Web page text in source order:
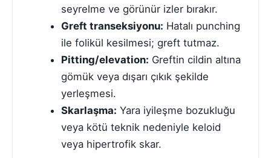
seyrelme ve görünür izler bırakır.
Greft transeksiyonu: Hatalı punching
ile folikül kesilmesi; greft tutmaz.
Pitting/elevation: Greftin cildin altına
gömük veya dışarı çıkık şekilde
yerleşmesi.
Skarlaşma: Yara iyileşme bozukluğu
veya kötü teknik nedeniyle keloid
veya hipertrofik skar.